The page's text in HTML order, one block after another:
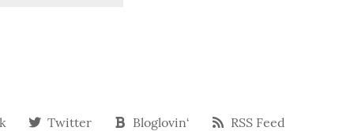
Twitter Bloglovin‘ RSS Feed